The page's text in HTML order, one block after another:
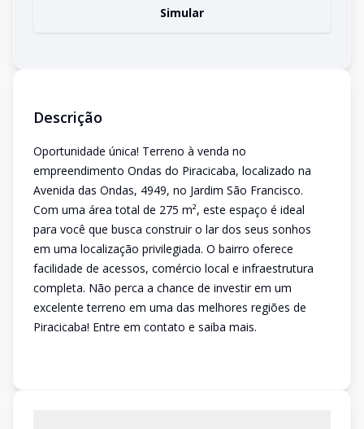
Simular
Descrição
Oportunidade única! Terreno à venda no
empreendimento Ondas do Piracicaba, localizado na
Avenida das Ondas, 4949, no Jardim São Francisco.
Com uma área total de 275 m², este espaço é ideal
para você que busca construir o lar dos seus sonhos
em uma localização privilegiada. O bairro oferece
facilidade de acessos, comércio local e infraestrutura
completa. Não perca a chance de investir em um
excelente terreno em uma das melhores regiões de
Piracicaba! Entre em contato e saiba mais.